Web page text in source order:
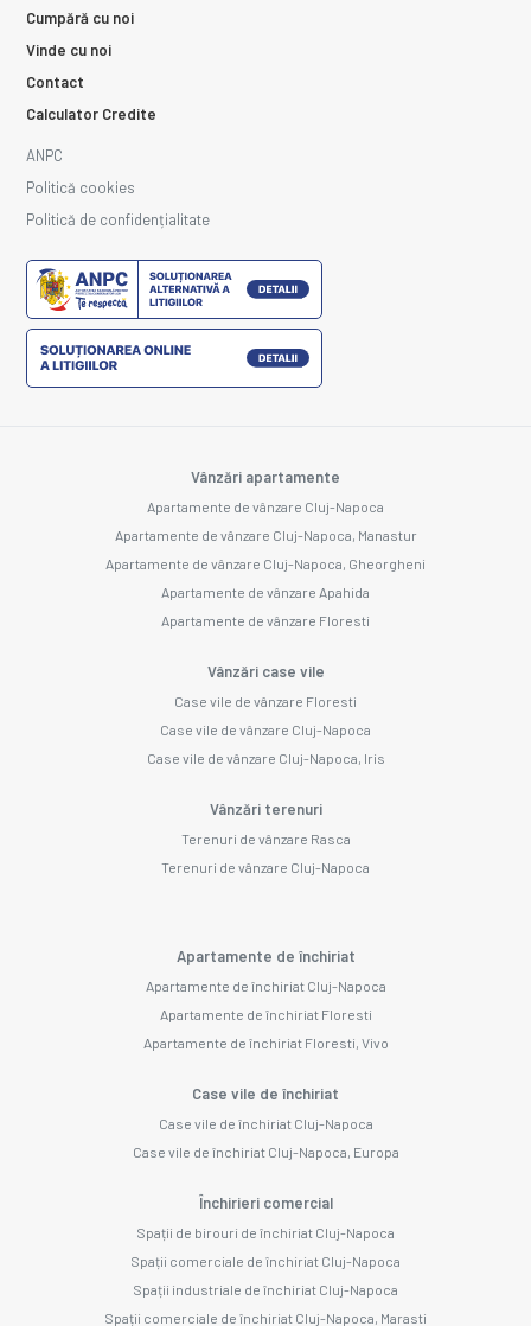
Cumpără cu noi
Vinde cu noi
Contact
Calculator Credite
ANPC
Politică cookies
Politică de confidențialitate
Vânzări apartamente
Apartamente de vânzare Cluj-Napoca
Apartamente de vânzare Cluj-Napoca, Manastur
Apartamente de vânzare Cluj-Napoca, Gheorgheni
Apartamente de vânzare Apahida
Apartamente de vânzare Floresti
Vânzări case vile
Case vile de vânzare Floresti
Case vile de vânzare Cluj-Napoca
Case vile de vânzare Cluj-Napoca, Iris
Vânzări terenuri
Terenuri de vânzare Rasca
Terenuri de vânzare Cluj-Napoca
Apartamente de închiriat
Apartamente de închiriat Cluj-Napoca
Apartamente de închiriat Floresti
Apartamente de închiriat Floresti, Vivo
Case vile de închiriat
Case vile de închiriat Cluj-Napoca
Case vile de închiriat Cluj-Napoca, Europa
Închirieri comercial
Spații de birouri de închiriat Cluj-Napoca
Spații comerciale de închiriat Cluj-Napoca
Spații industriale de închiriat Cluj-Napoca
Spații comerciale de închiriat Cluj-Napoca, Marasti